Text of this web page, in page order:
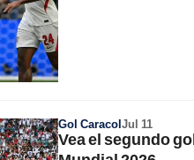
Gol CaracolJul 11
Vea el segundo